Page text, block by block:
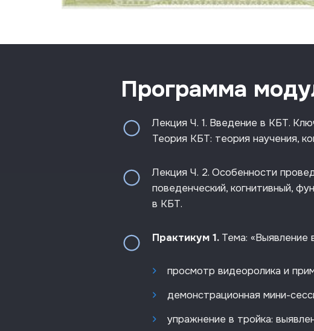
Программа
Лекция Ч. 1. Введение в КБТ.
Теория КБТ: теория научения,
Лекция Ч. 2. Особенности
поведенческий, когнитивный,
в КБТ.
Практикум 1. Тема: «Выявление
просмотр видеоролика и
демонстрационная мини-
упражнение в тройка: